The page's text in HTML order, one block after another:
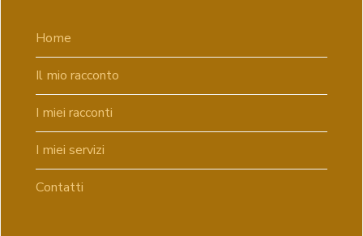
Home
Il mio racconto
I miei racconti
I miei servizi
Contatti